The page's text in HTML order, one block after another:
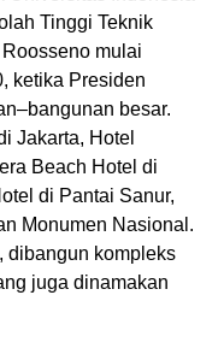
Tinggi Teknik
mulai
ketika Presiden
besar.
Jakarta, Hotel
Beach Hotel di
di Pantai Sanur,
Monumen Nasional.
dibangun kompleks
juga dinamakan